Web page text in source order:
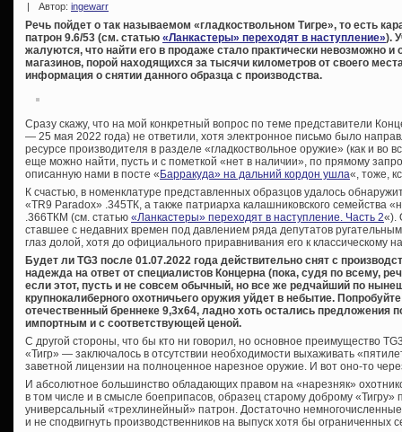
Автор: ingewarr
Речь пойдет о так называемом «гладкоствольном Тигре», то есть
патрон 9.6/53 (см. статью «Ланкастеры» переходят в наступление»).
жалуются, что найти его в продаже стало практически невозможно
магазинов, порой находящихся за тысячи километров от своего
информация о снятии данного образца с производства.
Сразу скажу, что на мой конкретный вопрос по теме представители
— 25 мая 2022 года) не ответили, хотя электронное письмо было
ресурсе производителя в разделе «гладкоствольное оружие» (как и во
еще можно найти, пусть и с пометкой «нет в наличии», по прямому
описанную нами в посте « Барракуда» на дальний кордон ушла«, тоже,
К счастью, в номенклатуре представленных образцов удалось
«TR9 Paradox» .345ТК, а также патриарха калашниковского семейства
.366ТКМ (см. статью «Ланкастеры» переходят в наступление. Часть 2«).
ставшее с недавних времен под давлением ряда депутатов
глаз долой, хотя до официального приравнивания его к
Будет ли TG3 после 01.07.2022 года действительно снят с
надежда на ответ от специалистов Концерна (пока, судя по всему,
если этот, пусть и не совсем обычный, но все же редчайший по
крупнокалиберного охотничьего оружия уйдет в небытие.
отечественный бреннеке 9,3х64, ладно хоть остались предложения
импортным и с соответствующей ценой.
С другой стороны, что бы кто ни говорил, но основное преимущество
«Тигр» — заключалось в отсутствии необходимости выхаживать
заветной лицензии на полноценное нарезное оружие. И вот оно-то
И абсолютное большинство обладающих правом на «нарезняк»
в том числе и в смысле боеприпасов, образец старому доброму
универсальный «трехлинейный» патрон. Достаточно
и не сподвигнуть производственников на выпуск хотя бы ограниченных